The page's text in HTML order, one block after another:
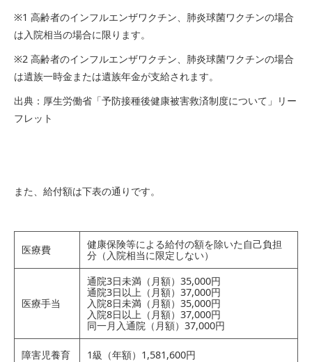
※1 高齢者のインフルエンザワクチン、肺炎球菌ワクチンの場合
は入院相当の場合に限ります。
※2 高齢者のインフルエンザワクチン、肺炎球菌ワクチンの場合
は遺族一時金または遺族年金が支給されます。
出典：厚生労働省「予防接種後健康被害救済制度について」リー
フレット
また、給付額は下表の通りです。
医療費
健康保険等による給付の額を除いた自己負担
分（入院相当に限定しない）
医療手当
通院3日未満（月額）35,000円
通院3日以上（月額）37,000円
入院8日未満（月額）35,000円
入院8日以上（月額）37,000円
同一月入通院（月額）37,000円
障害児養育
1級（年額）1,581,600円